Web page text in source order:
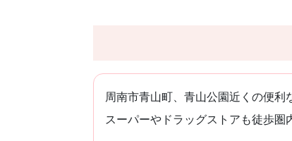
周南市青山町、青山公園近くの便
スーパーやドラッグストアも徒歩圏